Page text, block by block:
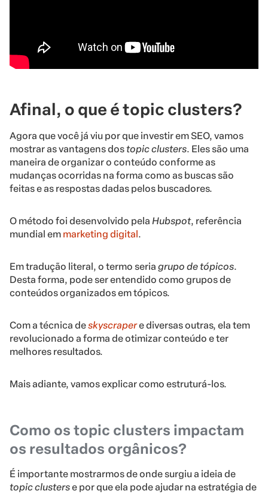
Afinal, o que é topic clusters?
Agora que você já viu por que investir em SEO, vamos
mostrar as vantagens dostopic clusters. Eles são uma
maneira de organizar o conteúdo conforme as
mudanças ocorridas na forma como as buscas são
feitas e as respostas dadas pelos buscadores.
O método foi desenvolvido pela Hubspot, referência
mundial em marketing digital .
Em tradução literal, o termo seria grupo de tópicos.
Desta forma, pode ser entendido como grupos de
conteúdos organizados em tópicos.
Com a técnica deskyscrapere diversas outras, ela tem
revolucionado a forma de otimizar conteúdo e ter
melhores resultados.
Mais adiante, vamos explicar como estruturá-los.
Como os topic clusters impactam
os resultados orgânicos?
É importante mostrarmos de onde surgiu a ideia de
topic clusterse por que ela pode ajudar na estratégia de